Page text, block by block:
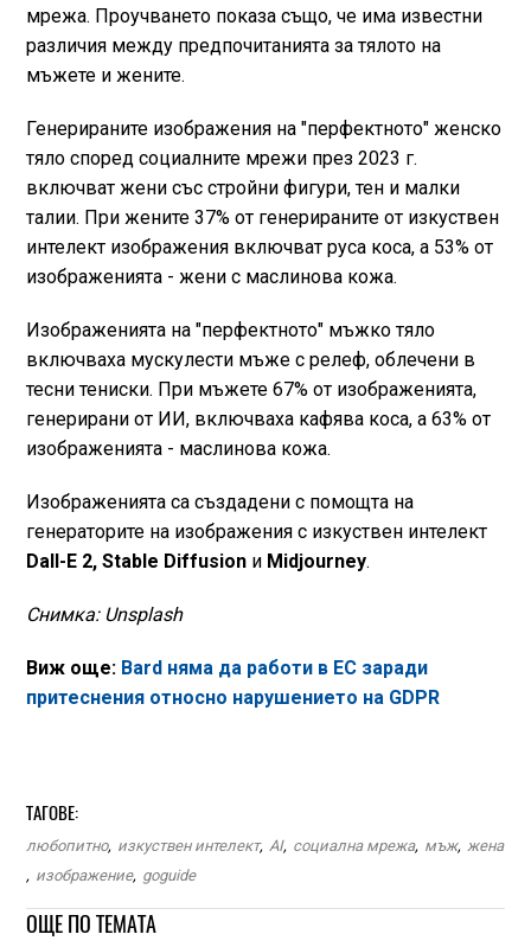
мрежа. Проучването показа също, че има известни
различия между предпочитанията за тялото на
мъжете и жените.
Генерираните изображения на "перфектното" женско
тяло според социалните мрежи през 2023 г.
включват жени със стройни фигури, тен и малки
талии. При жените 37% от генерираните от изкуствен
интелект изображения включват руса коса, а 53% от
изображенията - жени с маслинова кожа.
Изображенията на "перфектното" мъжко тяло
включваха мускулести мъже с релеф, облечени в
тесни тениски. При мъжете 67% от изображенията,
генерирани от ИИ, включваха кафява коса, а 63% от
изображенията - маслинова кожа.
Изображенията са създадени с помощта на
генераторите на изображения с изкуствен интелект
Dall-E 2, Stable Diffusionи Midjourney.
Снимка: Unsplash
Виж още: Bard няма да работи в ЕС заради
притеснения относно нарушението на GDPR
ТАГОВЕ:
любопитно, изкуствен интелект, AI, социална мрежа, мъж, жена
, изображение, goguide
ОЩЕ ПО ТЕМАТА